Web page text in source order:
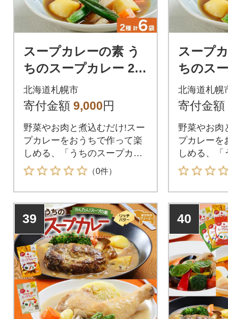
スープカレーの素 う
ちのスープカレー 2種
セットB 計6袋_hs299
-043
北海道札幌市
寄付金額 9,000円
野菜やお肉と煮込むだけ!スー
プカレーをおうちで作って楽
しめる、「うちのスープカレ
ー 2種セット」を北海道札幌
市からお届けします。「北海
道のスープカレーを全国のご
家庭に届けたい!」そんな想い
から生まれた、ピーアンドピ
ーのスープカレーの素。お好
みの具材を炒めてスープカレ
ーの素と合わせるだけの簡単
調理で自宅で手軽にスープカ
レーが作れちゃう♪
（0件）
スープ
ちのス
セットC
-044
北海道札幌
寄付金額
野菜やお肉
プカレーを
しめる、「
ー 2種セッ
市からお届
道のスープ
家庭に届け
から生まれ
ーのスー
みの具材を
ーの素と合
調理で自宅
レーが作れ
39 40